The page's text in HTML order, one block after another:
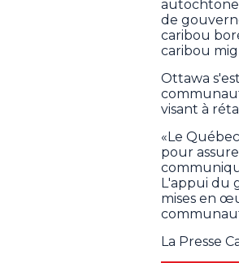
de
caribou
caribou
Ottawa
visant à
«Le
pour
L'appui du
mises en
La Presse